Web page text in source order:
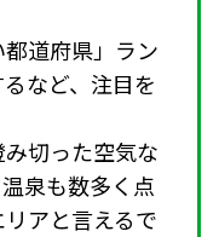
道府県」ラン
など、注目を
切った空気な
泉も数多く点
アと言えるで